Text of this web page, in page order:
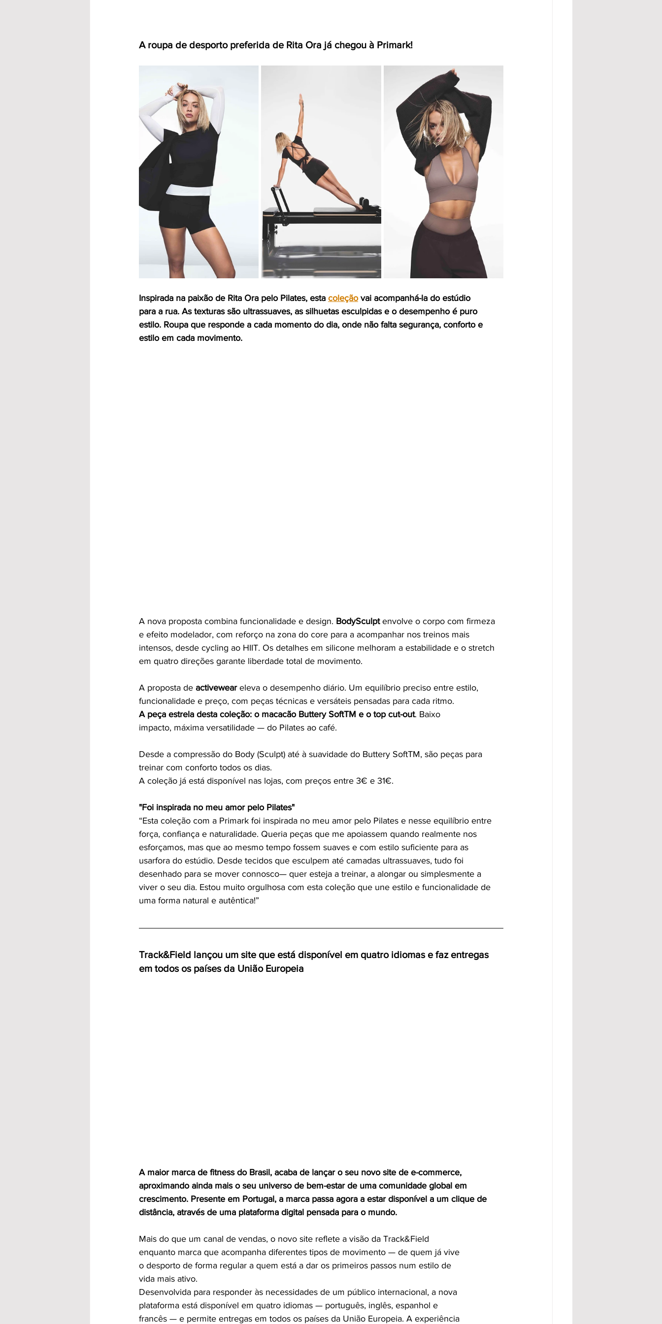
A roupa de desporto preferida de Rita Ora já chegou à Primark!
Inspirada na paixão de Rita Ora pelo Pilates, esta coleção vai acompanhá-la do estúdio
para a rua. As texturas são ultrassuaves, as silhuetas esculpidas e o desempenho é puro
estilo. Roupa que responde a cada momento do dia, onde não falta segurança, conforto e
estilo em cada movimento.
A nova proposta combina funcionalidade e design. BodySculpt envolve o corpo com firmeza
e efeito modelador, com reforço na zona do core para a acompanhar nos treinos mais
intensos, desde cycling ao HIIT. Os detalhes em silicone melhoram a estabilidade e o stretch
em quatro direções garante liberdade total de movimento.
A proposta de activewear eleva o desempenho diário. Um equilíbrio preciso entre estilo,
funcionalidade e preço, com peças técnicas e versáteis pensadas para cada ritmo.
A peça estrela desta coleção: o macacão Buttery SoftTM e o top cut-out. Baixo
impacto, máxima versatilidade — do Pilates ao café.
Desde a compressão do Body (Sculpt) até à suavidade do Buttery SoftTM, são peças para
treinar com conforto todos os dias.
A coleção já está disponível nas lojas, com preços entre 3€ e 31€.
"Foi inspirada no meu amor pelo Pilates"
“Esta coleção com a Primark foi inspirada no meu amor pelo Pilates e nesse equilíbrio entre
força, confiança e naturalidade. Queria peças que me apoiassem quando realmente nos
esforçamos, mas que ao mesmo tempo fossem suaves e com estilo suficiente para as
usarfora do estúdio. Desde tecidos que esculpem até camadas ultrassuaves, tudo foi
desenhado para se mover connosco— quer esteja a treinar, a alongar ou simplesmente a
viver o seu dia. Estou muito orgulhosa com esta coleção que une estilo e funcionalidade de
uma forma natural e autêntica!”
Track&Field lançou um site que está disponível em quatro idiomas e faz entregas
em todos os países da União Europeia
A maior marca de fitness do Brasil, acaba de lançar o seu novo site de e-commerce,
aproximando ainda mais o seu universo de bem-estar de uma comunidade global em
crescimento. Presente em Portugal, a marca passa agora a estar disponível a um clique de
distância, através de uma plataforma digital pensada para o mundo.
Mais do que um canal de vendas, o novo site reflete a visão da Track&Field
enquanto marca que acompanha diferentes tipos de movimento — de quem já vive
o desporto de forma regular a quem está a dar os primeiros passos num estilo de
vida mais ativo.
Desenvolvida para responder às necessidades de um público internacional, a nova
plataforma está disponível em quatro idiomas — português, inglês, espanhol e
francês — e permite entregas em todos os países da União Europeia. A experiência